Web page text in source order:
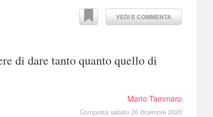
VEDI E COMMENTA
di dare tanto quanto quello di
Mario Tammaro
Composta sabato 26 dicembre 2020